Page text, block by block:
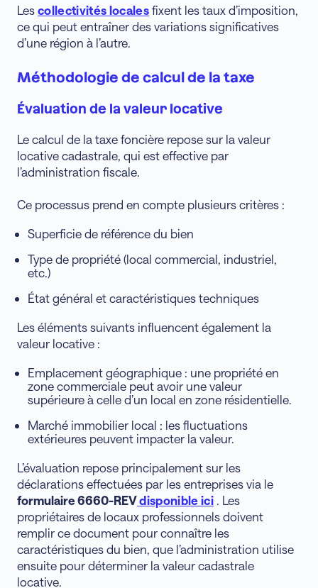
Les collectivités locales fixent les taux d’imposition,
ce qui peut entraîner des variations significatives
d’une région à l’autre.
Méthodologie de calcul de la taxe
Évaluation de la valeur locative
Le calcul de la taxe foncière repose sur la valeur
locative cadastrale, qui est effective par
l’administration fiscale.
Ce processus prend en compte plusieurs critères :
Superficie de référence du bien
Type de propriété (local commercial, industriel,
etc.)
État général et caractéristiques techniques
Les éléments suivants influencent également la
valeur locative :
Emplacement géographique : une propriété en
zone commerciale peut avoir une valeur
supérieure à celle d’un local en zone résidentielle.
Marché immobilier local : les fluctuations
extérieures peuvent impacter la valeur.
L’évaluation repose principalement sur les
déclarations effectuées par les entreprises via le
formulaire 6660-REVdisponible ici . Les
propriétaires de locaux professionnels doivent
remplir ce document pour connaître les
caractéristiques du bien, que l’administration utilise
ensuite pour déterminer la valeur cadastrale
locative.